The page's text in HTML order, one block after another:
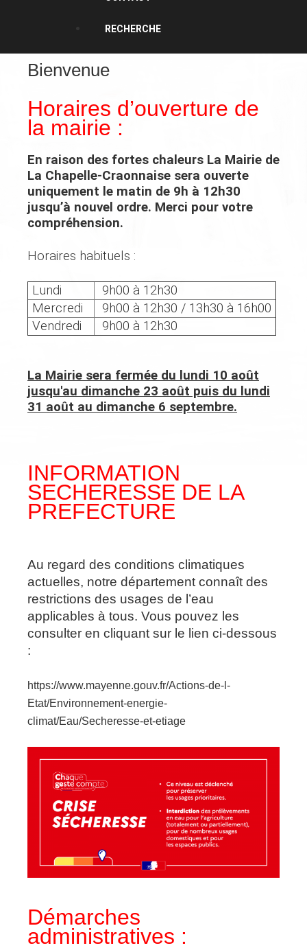
RECHERCHE
Bienvenue
Horaires d’ouverture de
la mairie :
En raison des fortes chaleurs La Mairie de
La Chapelle-Craonnaise sera ouverte
uniquement le matin de 9h à 12h30
jusqu’à nouvel ordre. Merci pour votre
compréhension.
Horaires habituels :
Lundi
9h00 à 12h30
Mercredi
9h00 à 12h30 / 13h30 à 16h00
Vendredi
9h00 à 12h30
La Mairie sera fermée du lundi 10 août
jusqu'au dimanche 23 août puis du lundi
31 août au dimanche 6 septembre.
INFORMATION
SECHERESSE DE LA
PREFECTURE
Au regard des conditions climatiques
actuelles, notre département connaît des
restrictions des usages de l’eau
applicables à tous. Vous pouvez les
consulter en cliquant sur le lien ci-dessous
:
https://www.mayenne.gouv.fr/Actions-de-l-
Etat/Environnement-energie-
climat/Eau/Secheresse-et-etiage
Démarches
administratives :